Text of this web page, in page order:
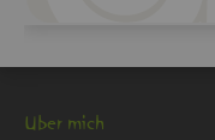
Über mich